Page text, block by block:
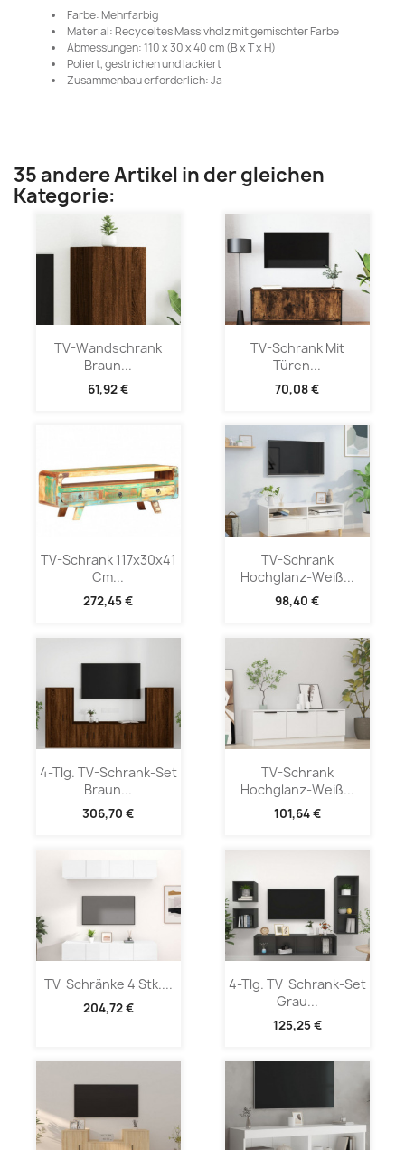
Farbe: Mehrfarbig
Material: Recyceltes Massivholz mit gemischter Farbe
Abmessungen: 110 x 30 x 40 cm (B x T x H)
Poliert, gestrichen und lackiert
Zusammenbau erforderlich: Ja
35 andere Artikel in der gleichen
Kategorie:
TV-Wandschrank
Braun...
61,92 €
TV-Schrank Mit
Türen...
70,08 €
TV-Schrank 117x30x41
Cm...
272,45 €
TV-Schrank
Hochglanz-Weiß...
98,40 €
4-Tlg. TV-Schrank-Set
Braun...
306,70 €
TV-Schrank
Hochglanz-Weiß...
101,64 €
TV-Schränke 4 Stk....
204,72 €
4-Tlg. TV-Schrank-Set
Grau...
125,25 €